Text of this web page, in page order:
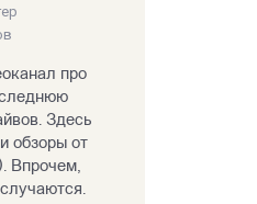
про
Здесь
обзоры от
Впрочем,